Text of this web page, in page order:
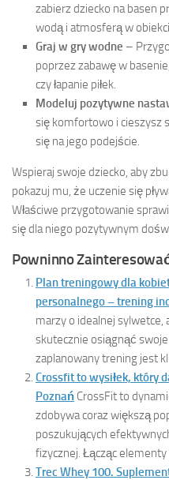
zabierz dziecko na basen
wodą i atmosferą w
Graj w gry wodne –
poprzez zabawę w
czy łapanie piłek.
Modeluj pozytywne
się komfortowo i cieszysz
się na jego podejście.
Wspieraj swoje dziecko, aby
pokazuj mu, że uczenie się
Właściwe przygotowanie
się dla niego pozytywnym
Powninno
Plan treningowy dla
personalnego – trening
marzy o idealnej sylwetce,
skutecznie osiągnąć
zaplanowany trening jest
Crossfit to wysiłek, który
Poznań CrossFit to
zdobywa coraz większą
poszukujących
fizycznej. Łącząc elementy
Trec Whey 100.